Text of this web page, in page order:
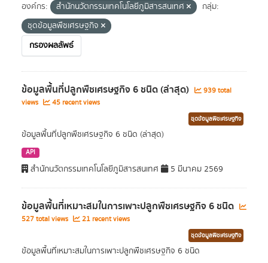
องค์กร:
สำนักนวัตกรรมเทคโนโลยีภูมิสารสนเทศ
กลุ่ม:
ชุดข้อมูลพืชเศรษฐกิจ
กรองผลลัพธ์
ข้อมูลพื้นที่ปลูกพืชเศรษฐกิจ 6 ชนิด (ล่าสุด)
939 total
views
45 recent views
ชุดข้อมูลพืชเศรษฐกิจ
ข้อมูลพื้นที่ปลูกพืชเศรษฐกิจ 6 ชนิด (ล่าสุด)
API
สำนักนวัตกรรมเทคโนโลยีภูมิสารสนเทศ 5 มีนาคม 2569
ข้อมูลพื้นที่เหมาะสมในการเพาะปลูกพืชเศรษฐกิจ 6 ชนิด
527 total views 21 recent views
ชุดข้อมูลพืชเศรษฐกิจ
ข้อมูลพื้นที่เหมาะสมในการเพาะปลูกพืชเศรษฐกิจ 6 ชนิด